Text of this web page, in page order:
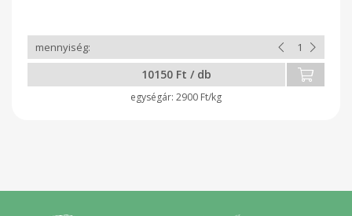
10150 Ft / db
2900 Ft/kg